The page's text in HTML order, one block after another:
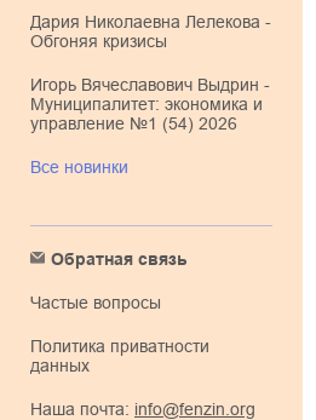
Дария Николаевна Лелекова -
Обгоняя кризисы
Игорь Вячеславович Выдрин -
Муниципалитет: экономика и
управление №1 (54) 2026
Все новинки
Обратная связь
Частые вопросы
Политика приватности
данных
Наша почта: info@fenzin.org